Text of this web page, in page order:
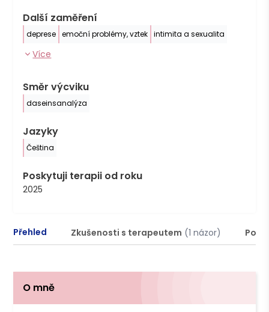
Další zaměření
deprese emoční problémy, vztek intimita a sexualita
Více
Směr výcviku
daseinsanalýza
Jazyky
Čeština
Poskytuji terapii od roku
2025
Přehled Zkušenosti s terapeutem (1 názor)
O mně